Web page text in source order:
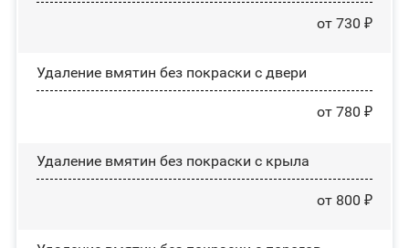
от 730 ₽
Удаление вмятин без покраски с двери
от 780 ₽
Удаление вмятин без покраски с крыла
от 800 ₽